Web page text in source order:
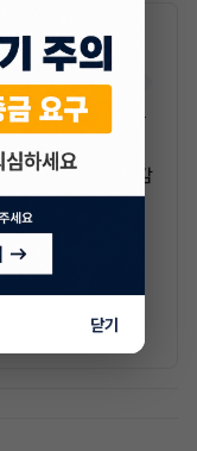
입니다. 성실한 사
는것과 같습니다.
를 성실하고 책임감
다.
닫기